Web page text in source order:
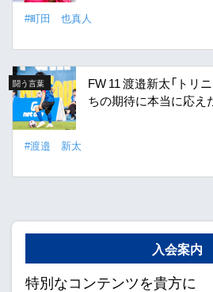
#町田 也真人
闘う言葉
FW 11 渡邉新太「トリ
ちの期待に本当に応え
#渡邉 新太
入会案内
特別なコンテンツを貴方に